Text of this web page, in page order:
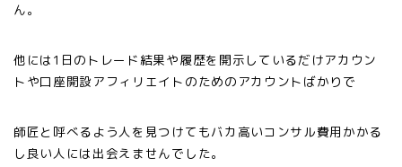
ん。
他には1日のトレード結果や履歴を開示しているだけアカウン
トや口座開設アフィリエイトのためのアカウントばかりで
師匠と呼べるよう人を見つけてもバカ高いコンサル費用かかる
し良い人には出会えませんでした。